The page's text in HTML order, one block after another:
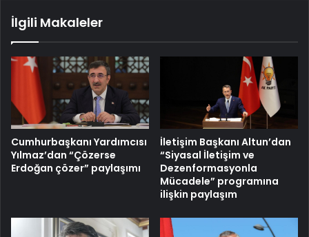
İlgili Makaleler
Cumhurbaşkanı Yardımcısı
Yılmaz’dan “Çözerse
Erdoğan çözer” paylaşımı
İletişim Başkanı Altun’dan
“Siyasal İletişim ve
Dezenformasyonla
Mücadele” programına
ilişkin paylaşım